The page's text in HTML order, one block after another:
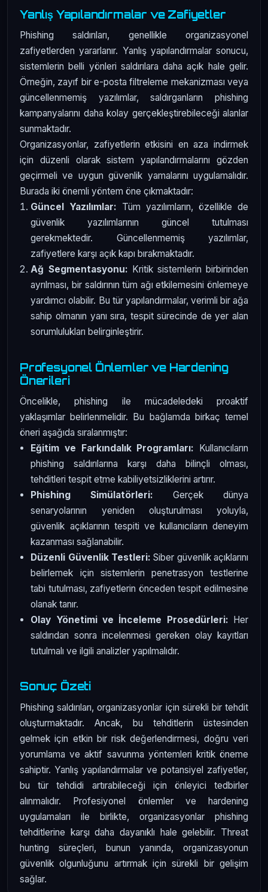
Yanlış Yapılandırmalar ve Zafiyetler
Phishing saldırıları, genellikle organizasyonel
zafiyetlerden yararlanır. Yanlış yapılandırmalar sonucu,
sistemlerin belli yönleri saldırılara daha açık hale gelir.
Örneğin, zayıf bir e-posta filtreleme mekanizması veya
güncellenmemiş yazılımlar, saldırganların phishing
kampanyalarını daha kolay gerçekleştirebileceği alanlar
sunmaktadır.
Organizasyonlar, zafiyetlerin etkisini en aza indirmek
için düzenli olarak sistem yapılandırmalarını gözden
geçirmeli ve uygun güvenlik yamalarını uygulamalıdır.
Burada iki önemli yöntem öne çıkmaktadır:
Güncel Yazılımlar: Tüm yazılımların, özellikle de
güvenlik yazılımlarının güncel tutulması
gerekmektedir. Güncellenmemiş yazılımlar,
zafiyetlere karşı açık kapı bırakmaktadır.
Ağ Segmentasyonu: Kritik sistemlerin birbirinden
ayrılması, bir saldırının tüm ağı etkilemesini önlemeye
yardımcı olabilir. Bu tür yapılandırmalar, verimli bir ağa
sahip olmanın yanı sıra, tespit sürecinde de yer alan
sorumlulukları belirginleştirir.
Profesyonel Önlemler ve Hardening
Önerileri
Öncelikle, phishing ile mücadeledeki proaktif
yaklaşımlar belirlenmelidir. Bu bağlamda birkaç temel
öneri aşağıda sıralanmıştır:
Eğitim ve Farkındalık Programları: Kullanıcıların
phishing saldırılarına karşı daha bilinçli olması,
tehditleri tespit etme kabiliyetsizliklerini artırır.
Phishing Simülatörleri: Gerçek dünya
senaryolarının yeniden oluşturulması yoluyla,
güvenlik açıklarının tespiti ve kullanıcıların deneyim
kazanması sağlanabilir.
Düzenli Güvenlik Testleri: Siber güvenlik açıklarını
belirlemek için sistemlerin penetrasyon testlerine
tabi tutulması, zafiyetlerin önceden tespit edilmesine
olanak tanır.
Olay Yönetimi ve İnceleme Prosedürleri: Her
saldırıdan sonra incelenmesi gereken olay kayıtları
tutulmalı ve ilgili analizler yapılmalıdır.
Sonuç Özeti
Phishing saldırıları, organizasyonlar için sürekli bir tehdit
oluşturmaktadır. Ancak, bu tehditlerin üstesinden
gelmek için etkin bir risk değerlendirmesi, doğru veri
yorumlama ve aktif savunma yöntemleri kritik öneme
sahiptir. Yanlış yapılandırmalar ve potansiyel zafiyetler,
bu tür tehdidi artırabileceği için önleyici tedbirler
alınmalıdır. Profesiyonel önlemler ve hardening
uygulamaları ile birlikte, organizasyonlar phishing
tehditlerine karşı daha dayanıklı hale gelebilir. Threat
hunting süreçleri, bunun yanında, organizasyonun
güvenlik olgunluğunu artırmak için sürekli bir gelişim
sağlar.